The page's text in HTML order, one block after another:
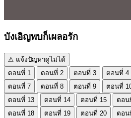
บังเอิญพบก็เผลอรัก
⚠ แจ้งปัญหาดูไม่ได้
ตอนที่ 1
ตอนที่ 2 ตอนที่ 3 ตอนที่ 4
ตอนที่ 7
ตอนที่ 8 ตอนที่ 9 ตอนที่
ตอนที่ 13
ตอนที่ 14 ตอนที่ 15 ตอน
ตอนที่ 18
ตอนที่ 19 ตอนที่ 20 ตอน